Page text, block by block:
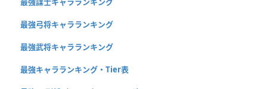
最強弓将キャラランキング
最強武将キャラランキング
最強キャラランキング・Tier表